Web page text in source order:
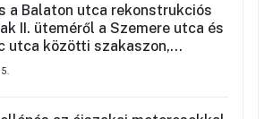
a Balaton utca rekonstrukciós
a Szemere utca és
utca közötti szakaszon,
ideiglenes forgalmi